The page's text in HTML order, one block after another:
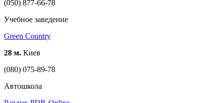
(050) 877-66-78
Учебное заведение
Green Country
28 м. Киев
(080) 075-89-78
Автошкола